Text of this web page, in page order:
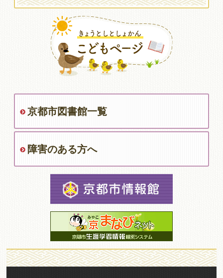
京都市図書館一覧
障害のある方へ